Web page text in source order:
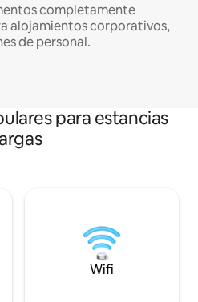
completamente
alojamientos corporativos,
de personal.
para estancias
Wifi